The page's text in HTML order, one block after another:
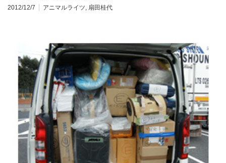
2012/12/7
アニマルライツ, 扇田桂代